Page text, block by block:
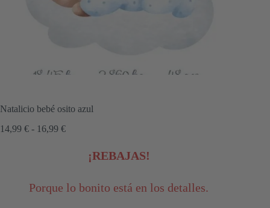
Natalicio bebé osito azul
14,99 € - 16,99 €Rango
precios:
hasta
16,99 €
¡REBAJAS!
Porque lo bonito está en los detalles.